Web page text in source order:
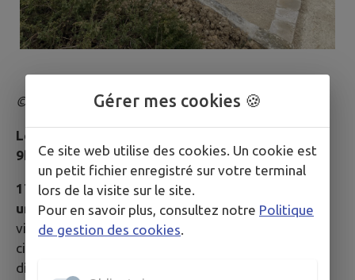
©Mairie-st-Méry
Le cimetière est ouvert au public chaque jour de
9h à 18h.
17 places de stationnement pour les véhicules et
un accès P.M.R avec place de parking réservée
viennent d'être aménagés le long du mur ouest du
cimetière.
disposition du public depuis mars 2024.
Gérer mes cookies 🍪
Ce site web utilise des cookies. Un cookie est
un petit fichier enregistré sur votre terminal
lors de la visite sur le site.
Pour en savoir plus, consultez notre Politique
de gestion des cookies